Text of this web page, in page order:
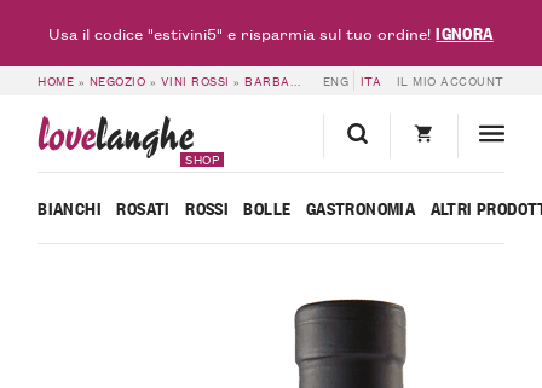
HOME » NEGOZIO » VINI ROSSI »BARBARESCO DOCG » BARBARESCO DOCG
ENG ITA IL MIO ACCOUNT
lovelanghe
SHOP
BIANCHI ROSATI ROSSI BOLLE GASTRONOMIA ALTRI
Usa il codice "estivini5" e risparmia sul tuo ordine!IGNORA